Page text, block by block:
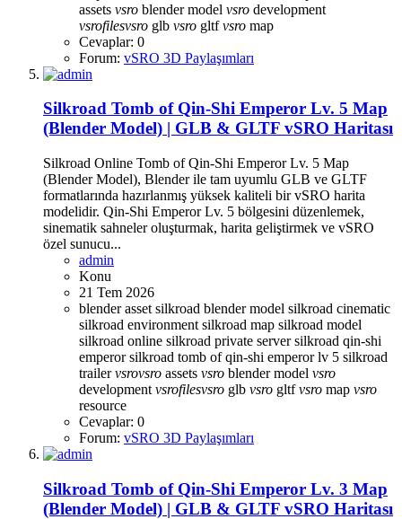
assets vsro blender model vsro development
vsrofilesvsro glb vsro gltfvsro map
Cevaplar: 0
Forum: vSRO 3D Paylaşımları
Silkroad Tomb of Qin-Shi Emperor Lv. 5 Map
(Blender Model) | GLB & GLTF vSRO Haritası
Silkroad Online Tomb of Qin-Shi Emperor Lv. 5 Map
(Blender Model), Blender ile tam uyumlu GLB ve GLTF
formatlarında hazırlanmış yüksek kaliteli bir vSRO harita
modelidir. Qin-Shi Emperor Lv. 5 bölgesini düzenlemek,
sinematik sahneler oluşturmak, harita geliştirmek ve vSRO
özel sunucu...
admin
Konu
21 Tem 2026
blender asset silkroad blender model silkroad cinematic
silkroad environment silkroad map silkroad model
silkroad online silkroad private serversilkroad qin-shi
emperorsilkroad tomb of qin-shi emperor lv 5 silkroad
trailervsrovsro assets vsro blender model vsro
development vsrofilesvsro glb vsro gltfvsro map vsro
resource
Cevaplar: 0
Forum: vSRO 3D Paylaşımları
Silkroad Tomb of Qin-Shi Emperor Lv. 3 Map
(Blender Model) | GLB & GLTF vSRO Haritası